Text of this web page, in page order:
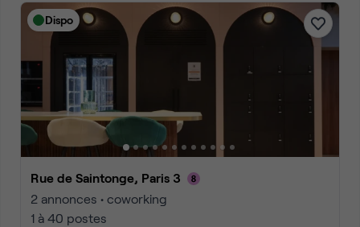
Dispo
Rue de Saintonge, Paris 3
2 annonces • coworking
1 à 40 postes